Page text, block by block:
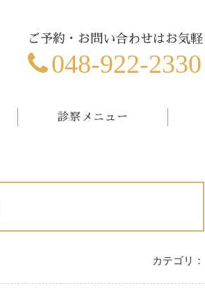
ご予約・お問い合わせはお気軽
048-922-2330
診察メニュー
カテゴリ：